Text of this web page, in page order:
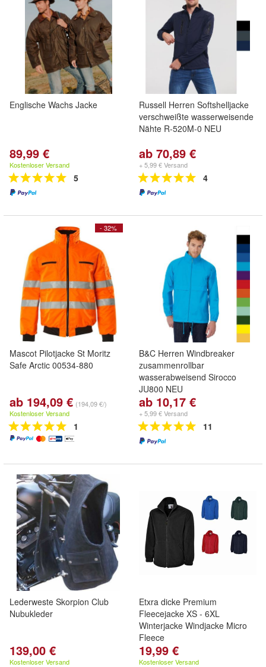
Englische Wachs Jacke
89,99 €
Kostenloser Versand
5
Russell Herren Softshelljacke
verschweißte wasserweisende
Nähte R-520M-0 NEU
ab 70,89 €
+ 5,99 € Versand
4
- 32%
Mascot Pilotjacke St Moritz
Safe Arctic 00534-880
ab 194,09 € (194,09 €/)
Kostenloser Versand
1
B&C Herren Windbreaker
zusammenrollbar
wasserabweisend Sirocco
JU800 NEU
ab 10,17 €
+ 5,99 € Versand
11
Lederweste Skorpion Club
Nubukleder
139,00 €
Kostenloser Versand
Etxra dicke Premium
Fleecejacke XS - 6XL
Winterjacke Windjacke Micro
Fleece
19,99 €
Kostenloser Versand